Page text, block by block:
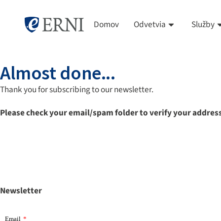
Domov Odvetvia Služby
Almost done...
Thank you for subscribing to our newsletter.
Please check your email/spam folder to verify your
Newsletter
Email *